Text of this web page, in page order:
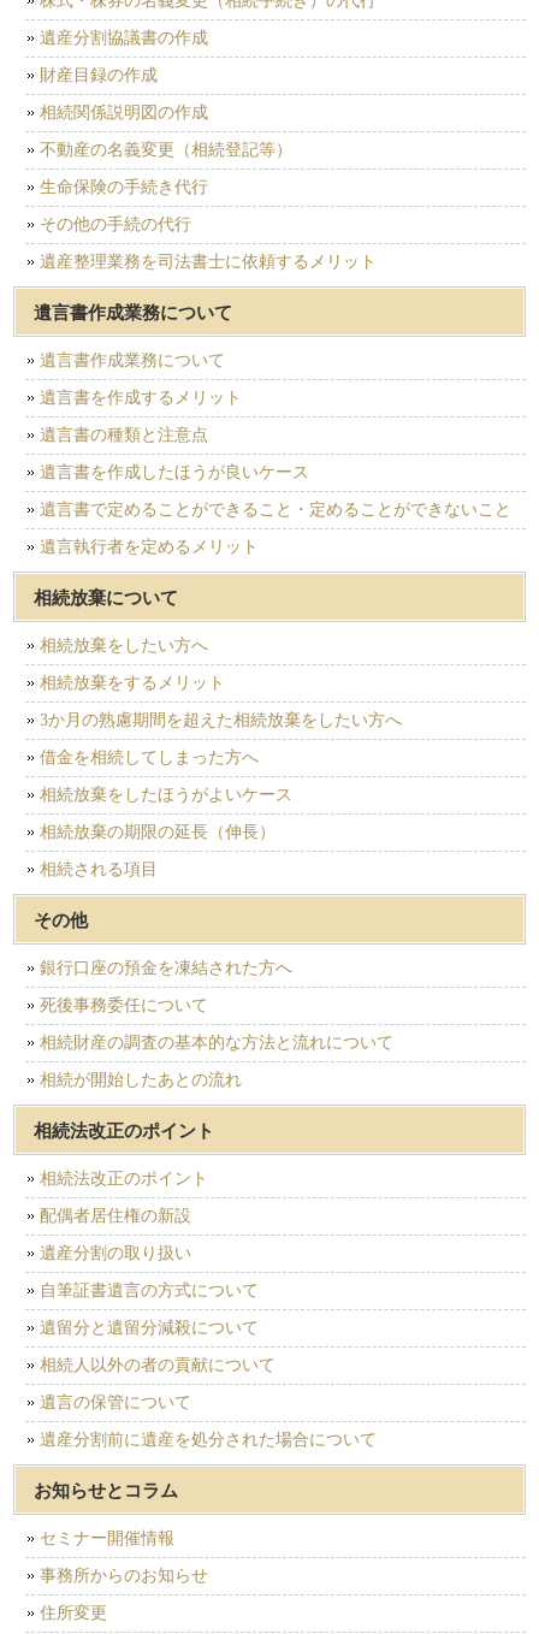
遺産分割協議書の作成
財産目録の作成
相続関係説明図の作成
不動産の名義変更（相続登記等）
生命保険の手続き代行
その他の手続の代行
遺産整理業務を司法書士に依頼するメリット
遺言書作成業務について
遺言書作成業務について
遺言書を作成するメリット
遺言書の種類と注意点
遺言書を作成したほうが良いケース
遺言書で定めることができること・定めることができないこと
遺言執行者を定めるメリット
相続放棄について
相続放棄をしたい方へ
相続放棄をするメリット
3か月の熟慮期間を超えた相続放棄をしたい方へ
借金を相続してしまった方へ
相続放棄をしたほうがよいケース
相続放棄の期限の延長（伸長）
相続される項目
その他
銀行口座の預金を凍結された方へ
死後事務委任について
相続財産の調査の基本的な方法と流れについて
相続が開始したあとの流れ
相続法改正のポイント
相続法改正のポイント
配偶者居住権の新設
遺産分割の取り扱い
自筆証書遺言の方式について
遺留分と遺留分減殺について
相続人以外の者の貢献について
遺言の保管について
遺産分割前に遺産を処分された場合について
お知らせとコラム
セミナー開催情報
事務所からのお知らせ
住所変更